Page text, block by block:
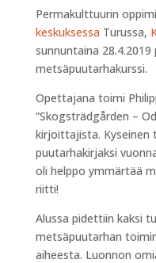
Permakulttuurin
keskuksessa Turussa,
sunnuntaina
metsäpuutarhakurssi.
Opettajana toimi
”Skogsträdgården –
kirjoittajista. Kyseinen
puutarhakirjaksi
oli helppo ymmärtää
riitti!
Alussa pidettiin kaksi
metsäpuutarhan
aiheesta. Luonnon